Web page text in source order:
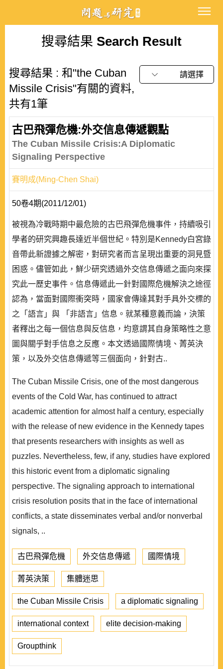
搜尋結果 Search Result
搜尋結果 : 和"the Cuban
Missile Crisis"有關的資料,
共有1筆
請選擇
古巴飛彈危機:外交信息傳遞觀點
The Cuban Missile Crisis:A Diplomatic
Signaling Perspective
賽明成(Ming-Chen Shai)
50卷4期(2011/12/01)
被視為冷戰時期中最危險的古巴飛彈危機事件，持續吸引
學者的研究興趣長達近半個世紀。特別是Kennedy白宮錄
音帶此新證據之解密，對研究者而言呈現出重要的洞見暨
困惑。儘管如此，鮮少研究透過外交信息傳遞之面向來探
究此一歷史事件。信息傳遞此一針對國際危機解決之途徑
認為，當面對國際衝突時，國家會傳達其對手具外交標的
之「語言」與 「非語言」信息。就某種意義而論，決策
者釋出之每一個信息與反信息，均意謂其自身策略性之意
圖與關乎對手信息之反應。本文透過國際情境、菁英決
策，以及外交信息傳遞等三個面向，針對古..
The Cuban Missile Crisis, one of the most dangerous
events of the Cold War, has continued to attract
academic attention for almost half a century, especially
with the release of new evidence in the Kennedy tapes
that presents researchers with insights as well as
puzzles. Nevertheless, few, if any, studies have explored
this historic event from a diplomatic signaling
perspective. The signaling approach to international
crisis resolution posits that in the face of international
conflicts, a state disseminates verbal and/or nonverbal
signals, ..
古巴飛彈危機 外交信息傳遞 國際情境
菁英決策 集體迷思
the Cuban Missile Crisis a diplomatic signaling
international context elite decision-making
Groupthink